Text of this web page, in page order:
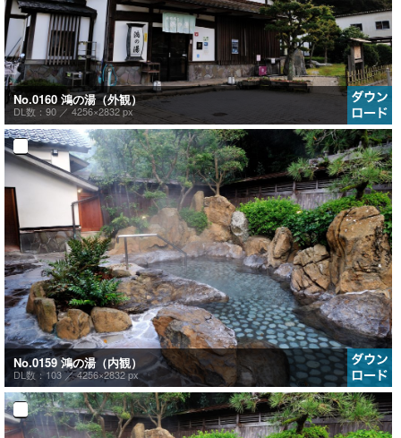
No.0160 鴻の湯（外観）
DL数：90 ／ 4256×2832 px
No.0159 鴻の湯（内観）
DL数：103 ／4256×2832 px